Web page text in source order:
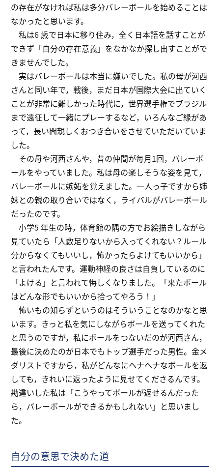
の存在がなければ私は多分バレーボールを始めることは
なかったと思います。
私は6 歳で日本に移り住み，全く日本語を話すことが
できず「自分の存在意義」をなかなか探し出すことがで
きませんでした。
実はバレーボールは本当に嫌いでした。私の母が河西
さんと同い年で，戦後，まだ日本が国際大会に出ていく
ことが非常に難しかった時代に，世界選手権でブラジル
まで遠征して一緒にプレーするなど，いろんなご縁があ
って，長い間親しくおつき合いをさせていただいていま
した。
その母や河西さんや，昔の仲間が毎月1回，バレーボ
ールをやっていました。私は母の楽しそうな姿を見て，
バレーボールに嫉妬を覚えました。一人っ子ですから姉
妹との親の取り合いではなく，ライバルがバレーボール
だったのです。
小学5 年生の時，体育館の隅の方でお絵描きしながら
見ていたら「人数足りないから入ってくれない？ルール
分からなくてもいいし，怖かったらよけてもいいから」
と言われたんです。運動神経の良さは自負しているのに
「よける」と言われて悔しくなりました。「来たボール
はどんな形でもいいから拾ってやろう！」
怖いもの知らずというのはそういうことなのかなと思
います。きっと私を気にしながらボールを送ってくれた
と思うのですが，私にボールをつないだのが河西さん，
最後に決めたのが日本でもトップ選手だった男性。金メ
ダリストですから，私がどんなにヘナヘナなボールを返
しても，きれいに返ったように見せてくださるんです。
勘違いした私は「こうやってボールが返せるんだった
ら，バレーボールができるかもしれない」と思いまし
た。
自分の意思で決めた道